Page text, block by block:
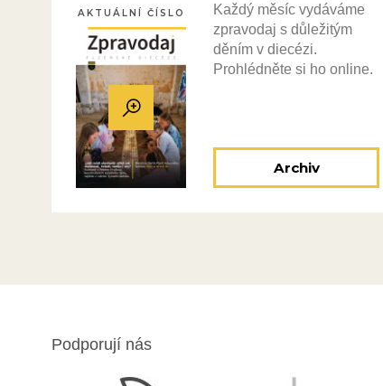
AKTUÁLNÍ ČÍSLO
Každý měsíc vydáváme
zpravodaj s důležitým
děním v diecézi.
Prohlédněte si ho online.
Archiv
Podporují nás